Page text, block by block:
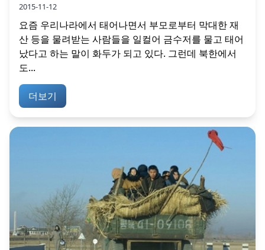
2015-11-12
요즘 우리나라에서 태어나면서 부모로부터 막대한 재
산 등을 물려받는 사람들을 일컬어 금수저를 물고 태어
났다고 하는 말이 화두가 되고 있다. 그런데 북한에서
도...
더보기